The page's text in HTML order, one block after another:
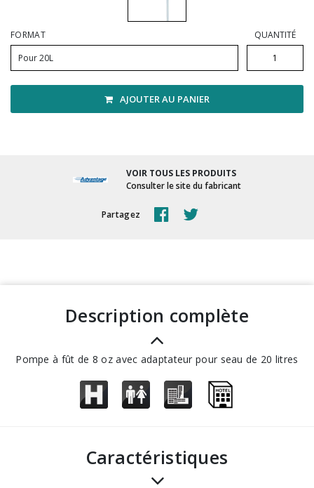
Vadrouilles, manches et cadres
FORMAT
Pour 20L
QUANTITÉ
AJOUTER AU PANIER
VOIR TOUS LES PRODUITS
Consulter le site du fabricant
Partagez
description complète
Pompe à fût de 8 oz avec adaptateur pour seau de 20 litres
Caractéristiques